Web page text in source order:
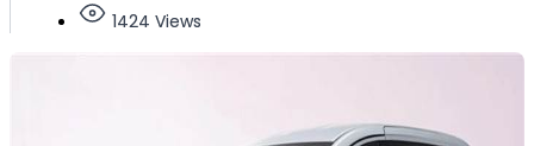
1424 Views